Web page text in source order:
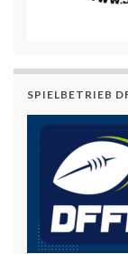
SPIELBETRIEB